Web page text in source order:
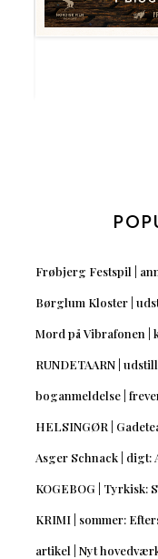
Frøbjerg Festspil |
Børglum Kloster |
Mord på Vibrafonen |
RUNDETAARN |
boganmeldelse |
HELSINGØR |
Asger Schnack | digt:
KOGEBOG | Tyrkisk:
KRIMI | sommer:
artikel | Nyt